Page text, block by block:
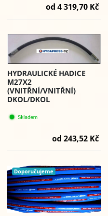
od 4 319,70 Kč
HYDRAULICKÉ HADICE
M27X2
(VNITŘNÍ/VNITŘNÍ)
DKOL/DKOL
od 243,52 Kč
Doporučujeme